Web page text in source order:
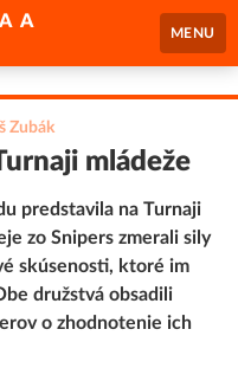
A
MENU
Zubák
mládeže
predstavila na Turnaji
zo Snipers zmerali sily
skúsenosti, ktoré im
družstvá obsadili
o zhodnotenie ich